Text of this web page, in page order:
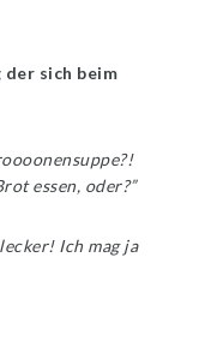
sich beim
essen, oder?”
Ich mag ja